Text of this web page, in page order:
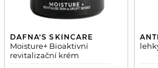
DAFNA'S SKINCARE
Moisture+ Bioaktivní
revitalizační krém